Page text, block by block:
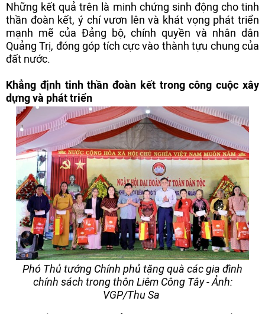
Những kết quả trên là minh chứng sinh động cho tinh
thần đoàn kết, ý chí vươn lên và khát vọng phát triển
mạnh mẽ của Đảng bộ, chính quyền và nhân dân
Quảng Trị, đóng góp tích cực vào thành tựu chung của
đất nước.
Khẳng định tinh thần đoàn kết trong công cuộc xây
dựng và phát triển
Phó Thủ tướng Chính phủ tặng quà các gia đình
chính sách trong thôn Liêm Công Tây - Ảnh:
VGP/Thu Sa